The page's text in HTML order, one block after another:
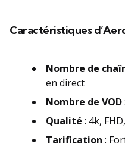
Caractéristiques
Nombre de
en direct
Nombre de VOD
Qualité : 4k,
Tarification :